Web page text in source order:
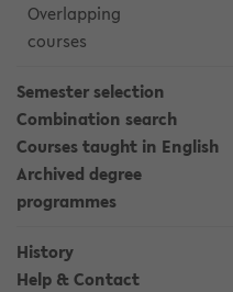
Overlapping
courses
Semester selection
Combination search
Courses taught in English
Archived degree
programmes
History
Help & Contact